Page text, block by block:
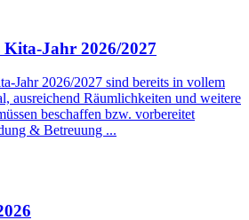
Jahr 2026/2027
Jahr 2026/2027 sind bereits in vollem
ausreichend Räumlichkeiten und weitere
beschaffen bzw. vorbereitet
& Betreuung ...